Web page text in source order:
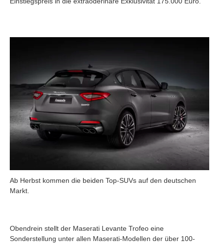
Ab Herbst kommen die beiden Top-SUVs auf den deutschen
Markt.
Obendrein stellt der Maserati Levante Trofeo eine
Sonderstellung unter allen Maserati-Modellen der über 100-